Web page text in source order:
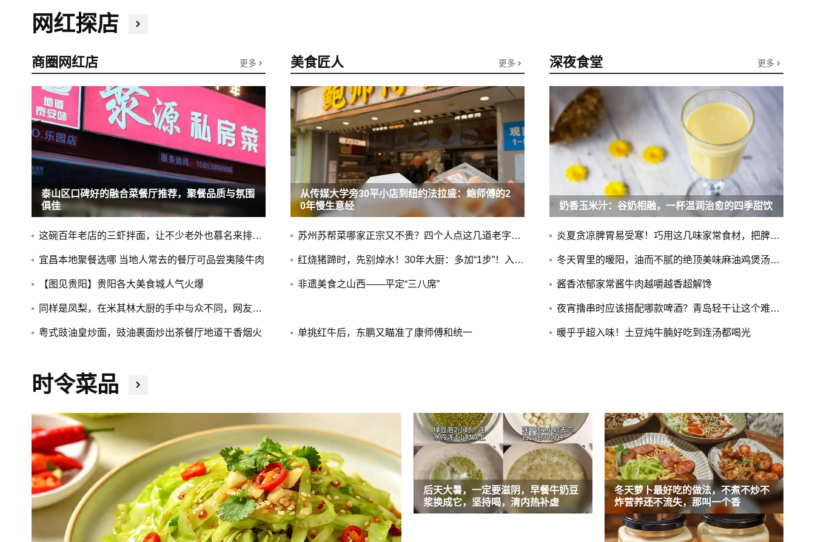
网红探店
商圈网红店 更多
泰山区口碑好的融合菜餐厅推荐，聚餐品质与氛围
俱佳
这碗百年老店的三虾拌面，让不少老外也慕名来排队！
宜昌本地聚餐选哪 当地人常去的餐厅可品尝夷陵牛肉
【图见贵阳】贵阳各大美食城人气火爆
同样是凤梨，在米其林大厨的手中与众不同，网友：别人家的水果
粤式豉油皇炒面，豉油裹面炒出茶餐厅地道干香烟火
美食匠人 更多
从传媒大学旁30平小店到纽约法拉盛：鲍师傅的2
0年慢生意经
苏州苏帮菜哪家正宗又不贵？四个人点这几道老字号，人均不过百
红烧猪蹄时，先别焯水！30年大厨：多加“1步”！入口软烂没腥味
非遗美食之山西——平定“三八席”
单挑红牛后，东鹏又瞄准了康师傅和统一
深夜食堂 更多
奶香玉米汁：谷奶相融，一杯温润治愈的四季甜饮
炎夏贪凉脾胃易受寒！巧用这几味家常食材，把脾阳“暖”回来！
冬天胃里的暖阳，油而不腻的绝顶美味麻油鸡煲汤做法
酱香浓郁家常酱牛肉越嚼越香超解馋
夜宵撸串时应该搭配哪款啤酒？青岛轻干让这个难题有了答案
暖乎乎超入味！土豆炖牛腩好吃到连汤都喝光
时令菜品
后天大暑，一定要滋阴，早餐牛奶豆
浆换成它，坚持喝，清内热补虚
冬天萝卜最好吃的做法，不煮不炒不
炸营养还不流失，那叫一个香